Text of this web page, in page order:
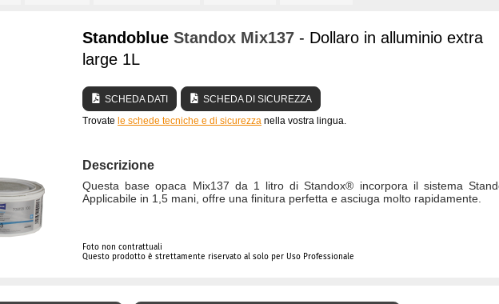
Standoblue Standox Mix137 - Dollaro in alluminio extra
large 1L
SCHEDA DATI
SCHEDA DI SICUREZZA
Trovate le schede tecniche e di sicurezza nella vostra lingua.
Descrizione
Questa base opaca Mix137 da 1 litro di Standox® incorpora il sistema
Applicabile in 1,5 mani, offre una finitura perfetta e asciuga molto rapidamente.
Foto non contrattuali
Questo prodotto è strettamente riservato al solo per Uso Professionale